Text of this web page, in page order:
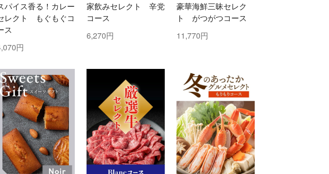
パイス香る！カレー
レクト もぐもぐコ
ス
円
家飲みセレクト 辛党
コース
6,270円
豪華海鮮三昧セレク
ト がつがつコース
11,770円